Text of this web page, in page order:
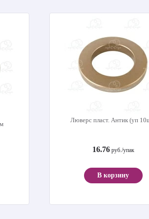
Люверс пласт. Антик (уп
16.76руб./упак
В корзину